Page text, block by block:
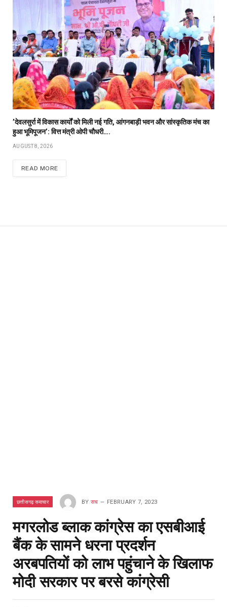
’देवलसुर्रा में विकास कार्यों को मिली नई गति, आंगनबाड़ी भवन और सांस्कृतिक मंच का
हुआ भूमिपूजन’: वित्त मंत्री ओपी चौधरी….
AUGUST 8, 2026
READ MORE
छत्तीसगढ़ समाचार BY सच FEBRUARY 7, 2023
मगरलोड ब्लाक कांग्रेस का एसबीआई
बैंक के सामने धरना प्रदर्शन
अरबपतियों को लाभ पहुंचाने के खिलाफ
मोदी सरकार पर बरसे कांग्रेसी